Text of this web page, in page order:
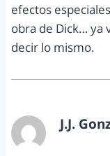
efectos
obra de Dick… ya
decir lo mismo.
J.J.